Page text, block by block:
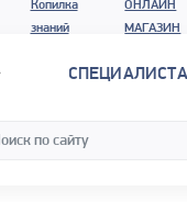
Копилка
знаний
ОНЛАЙН
МАГАЗИН